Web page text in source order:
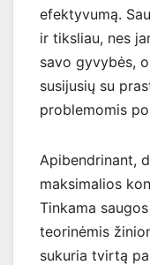
efektyvumą.
ir tiksliau, nes
savo gyvybės,
susijusių su
problemomis
Apibendrinant,
maksimalios
Tinkama
teorinėmis
sukuria tvirtą